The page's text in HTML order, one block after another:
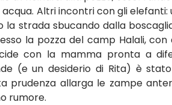
acqua. Altri incontri con gli
la strada sbucando dalla
la pozza del camp Halali,
con la mamma pronta a
(e un desiderio di Rita) è
prudenza allarga le zampe
rumore.